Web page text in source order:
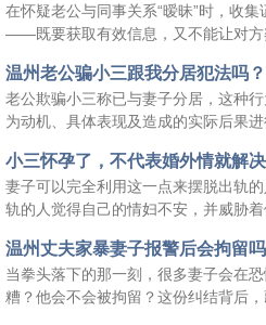
在怀疑老公与同事关系“暧昧”时，收
——既要获取有效信息，又不能让对方
温州老公骗小三跟我分居犯法吗？
老公欺骗小三称已与妻子分居，这种
为动机、具体表现及造成的实际后果进
小三怀孕了，不代表婚外情就解决
妻子可以完全利用这一点来摆脱出轨
轨的人觉得自己的情妇不安，并威胁着
温州丈夫家暴妻子报警后会拘留吗
当拳头落下的那一刻，很多妻子会在
糟？他会不会被拘留？这份纠结背后，